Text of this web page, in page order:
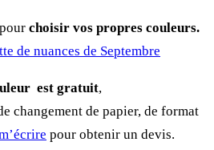
pour choisir vos propres couleurs.
de nuances de Septembre
est gratuit,
changement de papier, de format
pour obtenir un devis.